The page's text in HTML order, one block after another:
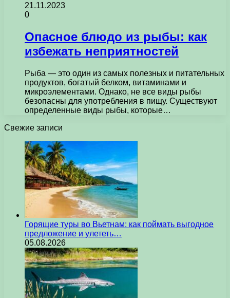
21.11.2023
0
Опасное блюдо из рыбы: как
избежать неприятностей
Рыба — это один из самых полезных и питательных
продуктов, богатый белком, витаминами и
микроэлементами. Однако, не все виды рыбы
безопасны для употребления в пищу. Существуют
определенные виды рыбы, которые…
Свежие записи
Горящие туры во Вьетнам: как поймать выгодное
предложение и улететь…
05.08.2026